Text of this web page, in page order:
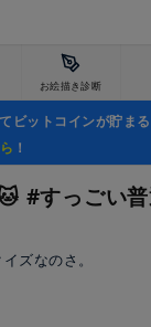
お絵描き診断
ビットコインが貯ま
！
#すっごい
ズなのさ。